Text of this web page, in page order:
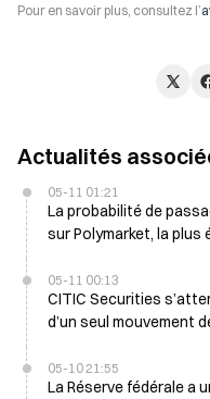
Pour en savoir plus, consultez l’
Actualités
05-11 01:21
La probabilité de
sur Polymarket, la plus
05-11 00:13
CITIC Securities
d’un seul mouvement
05-10 21:55
La Réserve fédérale a